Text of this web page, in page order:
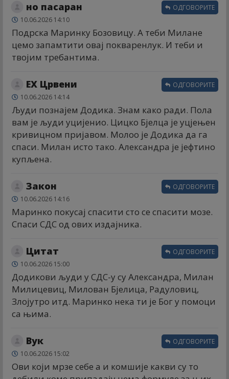
но пасаран
10.06.2026 14:10
Подрска Маринку Бозовицу. А теби Милане
цемо запамтити овај покваренлук. И теби и
твојим требантима.
ОДГОВОРИТЕ
ЕX Црвени
10.06.2026 14:14
Људи познајем Додика. Знам како ради. Пола
вам је људи уцијенио. Цицко Бјелца је уцјењен
кривицном пријавом. Молоо је Додика да га
спаси. Милан исто тако. Александра је јефтино
купљена.
ОДГОВОРИТЕ
Закон
10.06.2026 14:16
Маринко покусај спасити сто се спасити мозе.
Спаси СДС од ових издајника.
ОДГОВОРИТЕ
Цитат
10.06.2026 15:00
Додикови људи у СДС-у су Александра, Милан
Милицевиц, Милован Бјелица, Радуловиц,
Злојутро итд. Маринко нека ти је Бог у помоци
са њима.
ОДГОВОРИТЕ
Вук
10.06.2026 15:02
Ови који мрзе себе а и комшије какви су то
ОДГОВОРИТЕ